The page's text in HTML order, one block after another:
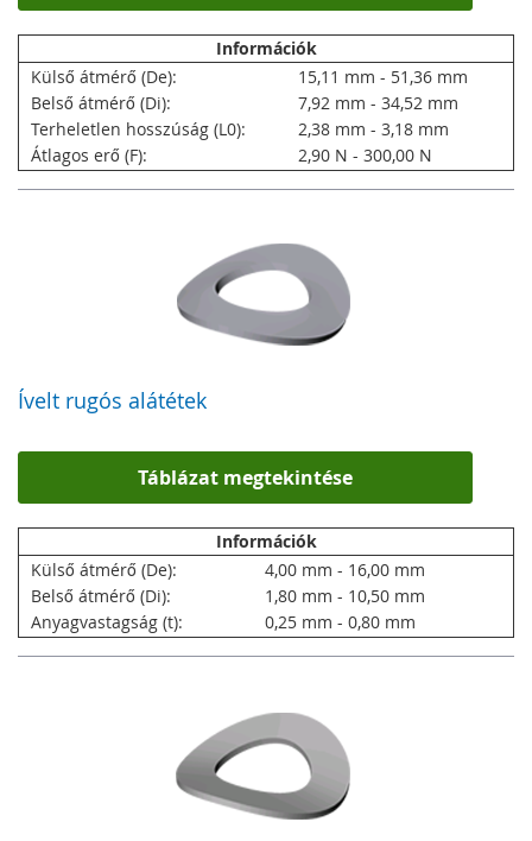
Információk
Külső átmérő (De):
15,11 mm - 51,36 mm
Belső átmérő (Di):
7,92 mm - 34,52 mm
Terheletlen hosszúság (L0):
2,38 mm - 3,18 mm
Átlagos erő (F):
2,90 N - 300,00 N
Ívelt rugós alátétek
Táblázat megtekintése
Információk
Külső átmérő (De):
4,00 mm - 16,00 mm
Belső átmérő (Di):
1,80 mm - 10,50 mm
Anyagvastagság (t):
0,25 mm - 0,80 mm